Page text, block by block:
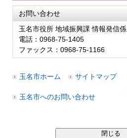
お問い合わせ
玉名市役所 地域振興課 情報発信係
電話：0968-75-1405
ファックス：0968-75-1166
玉名市ホーム サイトマップ
玉名市へのお問い合わせ